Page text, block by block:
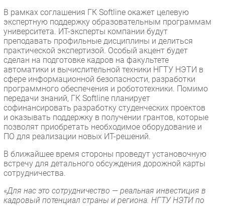
В рамках соглашения ГК Softline окажет целевую
экспертную поддержку образовательным программам
университета. ИТ-эксперты компании будут
преподавать профильные дисциплины и делиться
практической экспертизой. Особый акцент будет
сделан на подготовке кадров на факультете
автоматики и вычислительной техники НГТУ НЭТИ в
сфере информационной безопасности, разработки
программного обеспечения и робототехники. Помимо
передачи знаний, ГК Softline планирует
софинансировать разработку студенческих проектов
и оказывать поддержку в получении грантов, которые
позволят приобретать необходимое оборудование и
ПО для реализации новых ИТ-решений.
В ближайшее время стороны проведут установочную
встречу для детального обсуждения дорожной карты
сотрудничества.
«Для нас это сотрудничество — реальная инвестиция в
кадровый потенциал страны и региона. НГТУ НЭТИ по